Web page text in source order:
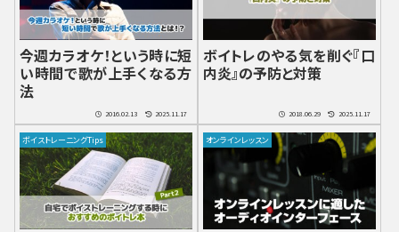
今週カラオケ！という時に短
い時間で歌が上手くなる方
法
2016.02.13 2025.11.17
ボイトレのやる気を削ぐ『口
内炎』の予防と対策
2018.06.29 2025.11.17
ボイストレーニングTips オンラインレッスン